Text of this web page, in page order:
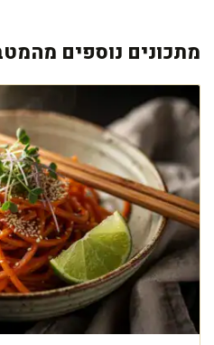
מתכונים נוספים